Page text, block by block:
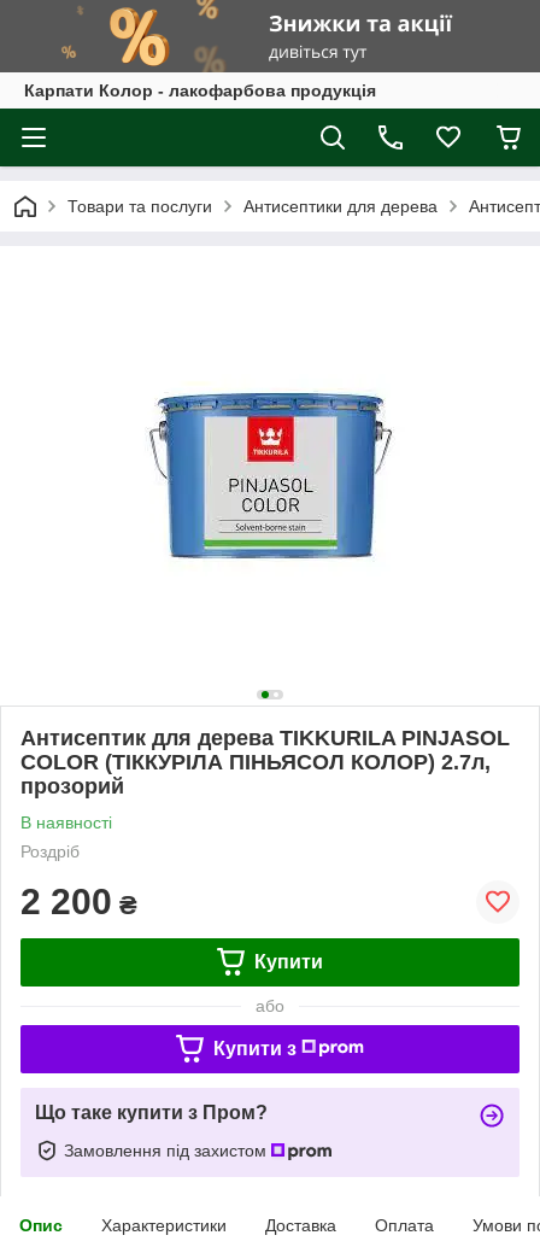
Карпати Колор - лакофарбова продукція
Товари та послуги Антисептики для дерева
Антисептик для дерева TIKKURILA PINJASOL
COLOR (ТІККУРІЛА ПІНЬЯСОЛ КОЛОР) 2.7л,
прозорий
В наявності
Роздріб
2 200 ₴
Купити
або
Купити з
Що таке купити з Пром?
Замовлення під захистом
Опис Характеристики Доставка Оплата Умови